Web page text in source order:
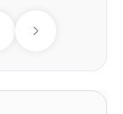
Next day